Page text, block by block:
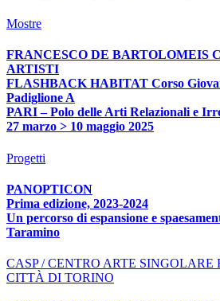
Mostre
FRANCESCO DE BARTOLOMEIS
ARTISTI
FLASHBACK HABITAT Corso
Padiglione A
PARI – Polo delle Arti Relazionali e
27 marzo > 10 maggio 2025
Progetti
PANOPTICON
Prima edizione, 2023-2024
Un percorso di espansione e
Taramino
CASP / CENTRO ARTE
CITTÀ DI TORINO